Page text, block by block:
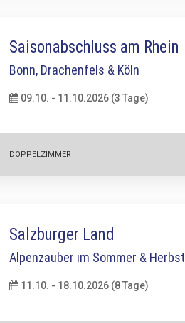
Saisonabschluss am Rhein
Bonn, Drachenfels & Köln
09.10. - 11.10.2026 (3 Tage)
DOPPELZIMMER
Salzburger Land
Alpenzauber im Sommer & Herbst
11.10. - 18.10.2026 (8 Tage)